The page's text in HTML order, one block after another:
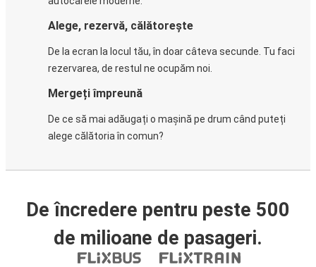
Alege, rezervă, călătorește
De la ecran la locul tău, în doar câteva secunde. Tu faci
rezervarea, de restul ne ocupăm noi.
Mergeți împreună
De ce să mai adăugați o mașină pe drum când puteți
alege călătoria în comun?
De încredere pentru peste 500
de milioane de pasageri.